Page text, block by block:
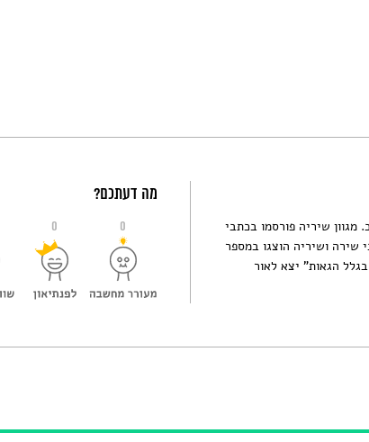
שיריה פורסמו בכתבי
שירה ושיריה הוצגו במספר
הגאות” יצא לאור
מה דעתכם?
0 0